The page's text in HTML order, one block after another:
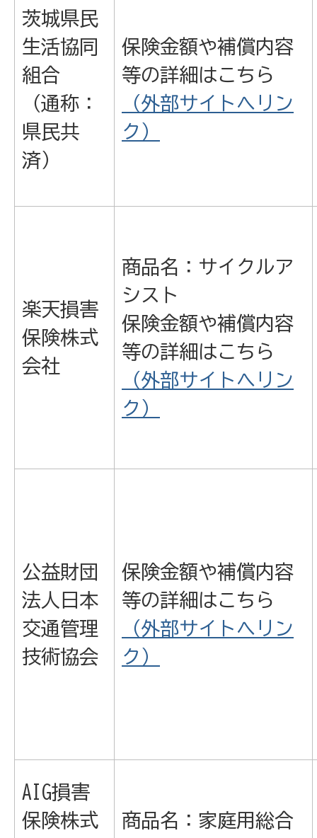
茨城県民
生活協同
組合
（通称：
県民共
済）
保険金額や補償内容
等の詳細はこちら
（外部サイトへリン
ク）
楽天損害
保険株式
会社
商品名：サイクルア
シスト
保険金額や補償内容
等の詳細はこちら
（外部サイトへリン
ク）
公益財団
法人日本
交通管理
技術協会
保険金額や補償内容
等の詳細はこちら
（外部サイトへリン
ク）
AIG損害
保険株式
商品名：家庭用総合